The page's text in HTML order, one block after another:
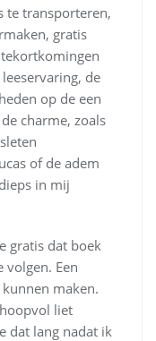
te transporteren,
gratis
de
op de een
charme, zoals
of de adem
in mij
gratis dat boek
Een
maken.
liet
dat lang nadat ik